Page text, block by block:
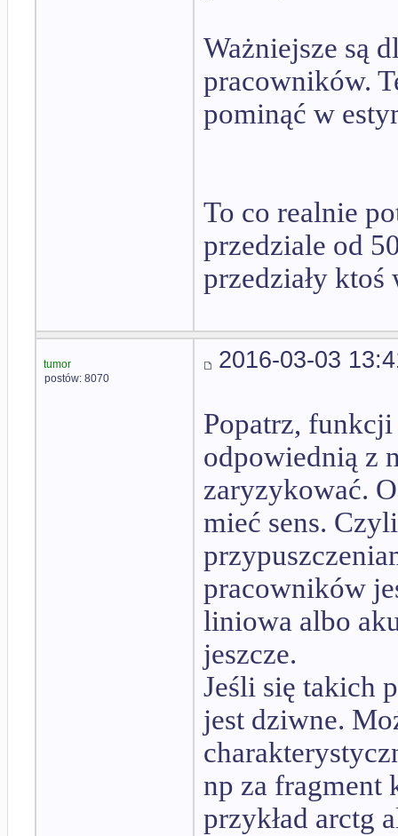
Ważniejsze są
pracowników.
pominąć w
To co realnie
przedziale od
przedziały
tumor
postów: 8070
2016-03-03
Popatrz,
odpowiednią z
zaryzykować.
mieć sens.
pracowników
liniowa albo
jeszcze.
Jeśli się takich
jest dziwne.
np za fragment
przykład arctg